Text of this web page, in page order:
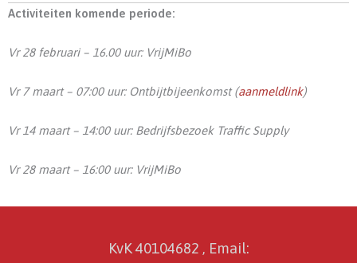
Activiteiten komende periode:
Vr 28 februari – 16.00 uur: VrijMiBo
Vr 7 maart – 07:00 uur: Ontbijtbijeenkomst (aanmeldlink)
Vr 14 maart – 14:00 uur: Bedrijfsbezoek Traffic Supply
Vr 28 maart – 16:00 uur: VrijMiBo
KvK 40104682 , Email: